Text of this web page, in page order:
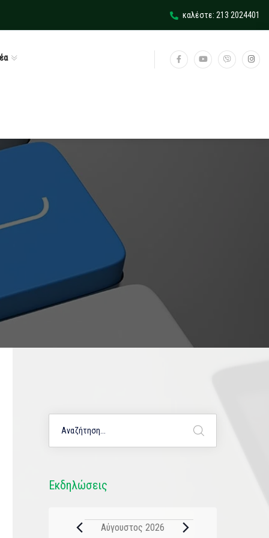
καλέστε: 213 2024401
Εκδηλώσεις
Αύγουστος 2026